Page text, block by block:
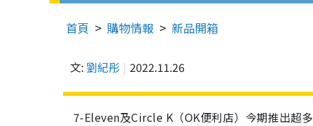
首頁 購物情報 新品開箱
文: 劉紀彤 2022.11.26
7-Eleven及Circle K（OK便利店）今期推出超